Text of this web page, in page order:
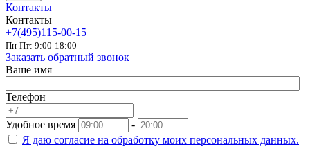
Контакты
Контакты
+7(495)115-00-15
Пн-Пт: 9:00-18:00
Заказать обратный звонок
Ваше имя
Телефон
Удобное время
-
Я даю согласие на обработку моих персональных данных.